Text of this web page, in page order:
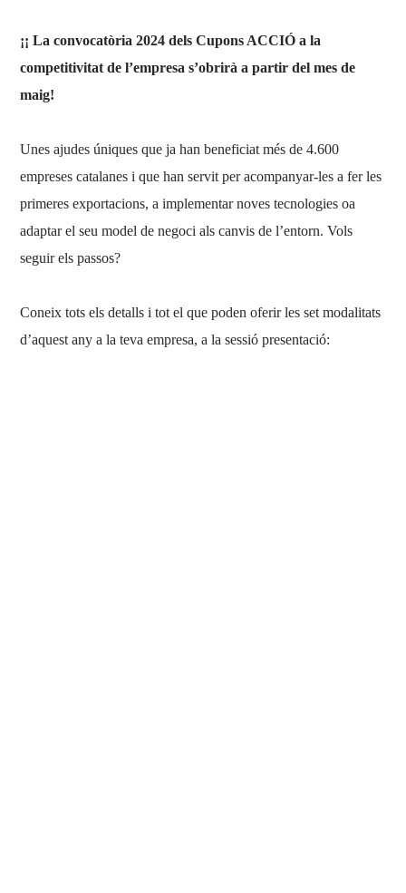
¡¡ La convocatòria 2024 dels Cupons ACCIÓ a la
competitivitat de l’empresa s’obrirà a partir del mes de
maig!
Unes ajudes úniques que ja han beneficiat més de 4.600
empreses catalanes i que han servit per acompanyar-les a fer les
primeres exportacions, a implementar noves tecnologies oa
adaptar el seu model de negoci als canvis de l’entorn. Vols
seguir els passos?
Coneix tots els detalls i tot el que poden oferir les set modalitats
d’aquest any a la teva empresa, a la sessió presentació: